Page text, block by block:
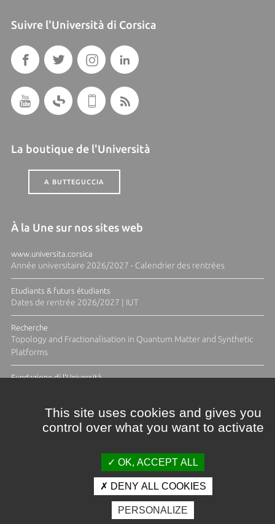
Suivre l'Università di Corsica
La boutique de l'Università
A BUTTEGUCCIA
À la Une sur nos sites web
www.universita.corsica
Année universitaire 2026/2027 - Calendrier des rentrées
Etudiants & futurs étudiants
Dates de rentrée 2026/2027 | IUT
Recherche
Topology and Fractionalisation in Quantum Matter and Synthetic
Platforms
Fundazione di l'Università
Crédits et mentions légales
Espace presse
Photothèque
This site uses cookies and gives you
control over what you want to activate
OK, ACCEPT ALL
DENY ALL COOKIES
PERSONALIZE